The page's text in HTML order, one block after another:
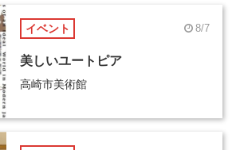
イベント 8/7
美しいユートピア
高崎市美術館